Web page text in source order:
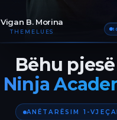
Vigan B. Morina
THEMELUES
Bëhu
Ninja
ANËTARËSIM 1-